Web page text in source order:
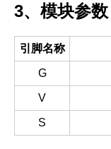
3、模块参数
引脚名称
G
V
S